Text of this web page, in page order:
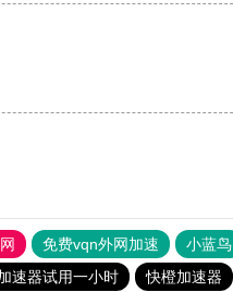
免费vqn外网加速 小蓝鸟
速器试用一小时 快橙加速器